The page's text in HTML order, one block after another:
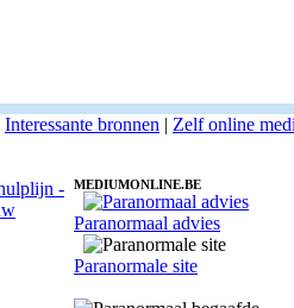
Interessante bronnen | Zelf online
MEDIUMONLINE.BE
Paranormaal advies
Paranormale site